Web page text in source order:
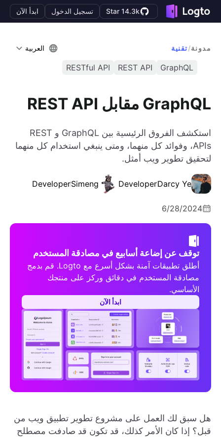
Star 14.3k تسجيل الدخول ابدأ الآن
مدونة/تقنية العربية
GraphQL
REST API
RESTful API
GraphQL مقابل REST API
استكشف الفروق الرئيسية بين GraphQL و REST
APIs، وفوائد كل منهما، ومتى ينبغي استخدام كل منهما
لتحقيق تطوير ويب أمثل.
Darcy Ye
Developer
Simeng
Developer
6/28/2024
توقف عن إضاعة أسابيع في مصادقة المستخدم
أطلق تطبيقات آمنة بشكل أسرع مع Logto. قم بدمج
مصادقة المستخدم في دقائق وركز على منتجك
الأساسي.
ابدأ الآن
هل سبق لك العمل على مشروع تطوير تطبيق ويب من
قبل؟ إذا كان الأمر كذلك، قد تكون قد صادفت مصطلح